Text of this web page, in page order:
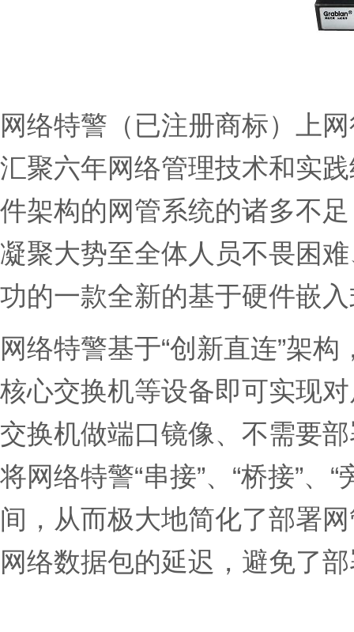
网络特警（已注册商标）上
汇聚六年网络管理技术和实
件架构的网管系统的诸多不
凝聚大势至全体人员不畏困
功的一款全新的基于硬件嵌
网络特警基于“创新直连”架
核心交换机等设备即可实现
交换机做端口镜像、不需要
将网络特警“串接”、“桥接”
间，从而极大地简化了部署
网络数据包的延迟，避免了